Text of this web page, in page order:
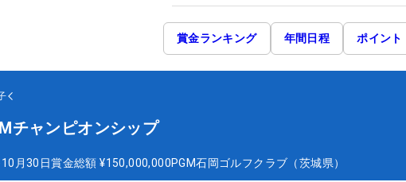
賞金ランキング 年間日程 ポイント
チャンピオンシップ
月30日賞金総額 ¥150,000,000PGM石岡ゴルフクラブ（茨城県）